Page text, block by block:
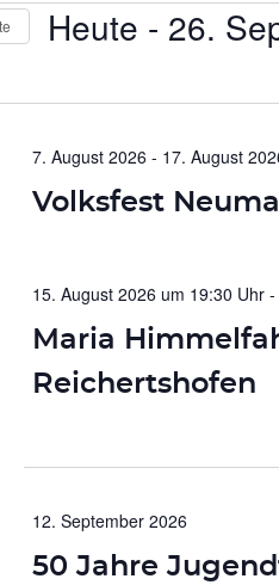
Heute - 26.
Volksfest
7. August 2026 - 17. August
Maria
Reichertshofen
15. August 2026 um 19:30 Uhr-
50 Jahre
12. September 2026